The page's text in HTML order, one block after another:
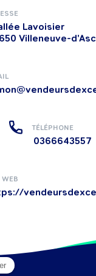
Lavoisier
Villeneuve-
TÉLÉPHONE
0366643557
WEB